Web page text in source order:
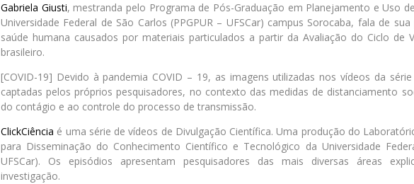
Gabriela Giusti, mestranda pelo Programa de Pós-Graduação em Planejamento e Uso
Universidade Federal de São Carlos (PPGPUR – UFSCar) campus Sorocaba, fala de
saúde humana causados por materiais particulados a partir da Avaliação do Ciclo de
brasileiro.
[COVID-19] Devido à pandemia COVID – 19, as imagens utilizadas nos vídeos da
captadas pelos próprios pesquisadores, no contexto das medidas de distanciamento
do contágio e ao controle do processo de transmissão.
ClickCiência é uma série de vídeos de Divulgação Científica. Uma produção do
para Disseminação do Conhecimento Científico e Tecnológico da Universidade
UFSCar). Os episódios apresentam pesquisadores das mais diversas áreas
investigação.